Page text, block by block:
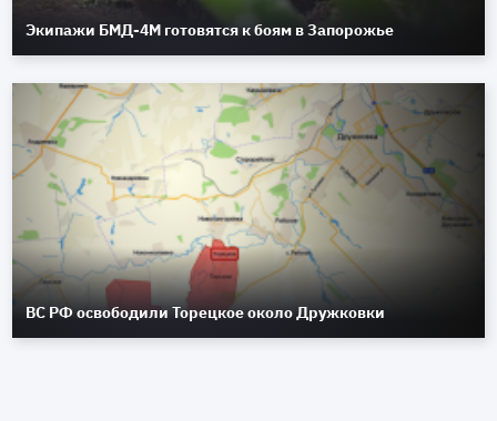
Экипажи БМД-4М готовятся к боям в Запорожье
ВС РФ освободили Торецкое около Дружковки